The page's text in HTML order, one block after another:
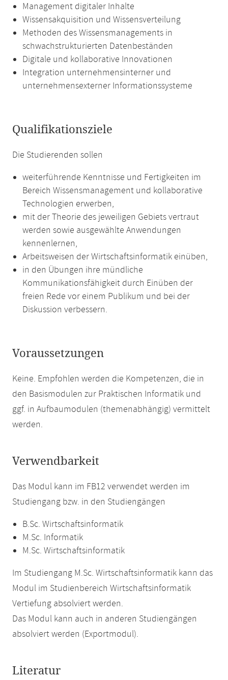
Management digitaler Inhalte
Wissensakquisition und Wissensverteilung
Methoden des Wissensmanagements in
schwachstrukturierten Datenbeständen
Digitale und kollaborative Innovationen
Integration unternehmensinterner und
unternehmensexterner Informationssysteme
Qualifikationsziele
Die Studierenden sollen
weiterführende Kenntnisse und Fertigkeiten im
Bereich Wissensmanagement und kollaborative
Technologien erwerben,
mit der Theorie des jeweiligen Gebiets vertraut
werden sowie ausgewählte Anwendungen
kennenlernen,
Arbeitsweisen der Wirtschaftsinformatik einüben,
in den Übungen ihre mündliche
Kommunikationsfähigkeit durch Einüben der
freien Rede vor einem Publikum und bei der
Diskussion verbessern.
Voraussetzungen
Keine. Empfohlen werden die Kompetenzen, die in
den Basismodulen zur Praktischen Informatik und
ggf. in Aufbaumodulen (themenabhängig) vermittelt
werden.
Verwendbarkeit
Das Modul kann im FB12 verwendet werden im
Studiengang bzw. in den Studiengängen
B.Sc. Wirtschaftsinformatik
M.Sc. Informatik
M.Sc. Wirtschaftsinformatik
Im Studiengang M.Sc. Wirtschaftsinformatik kann das
Modul im Studienbereich Wirtschaftsinformatik
Vertiefung absolviert werden.
Das Modul kann auch in anderen Studiengängen
absolviert werden (Exportmodul).
Literatur